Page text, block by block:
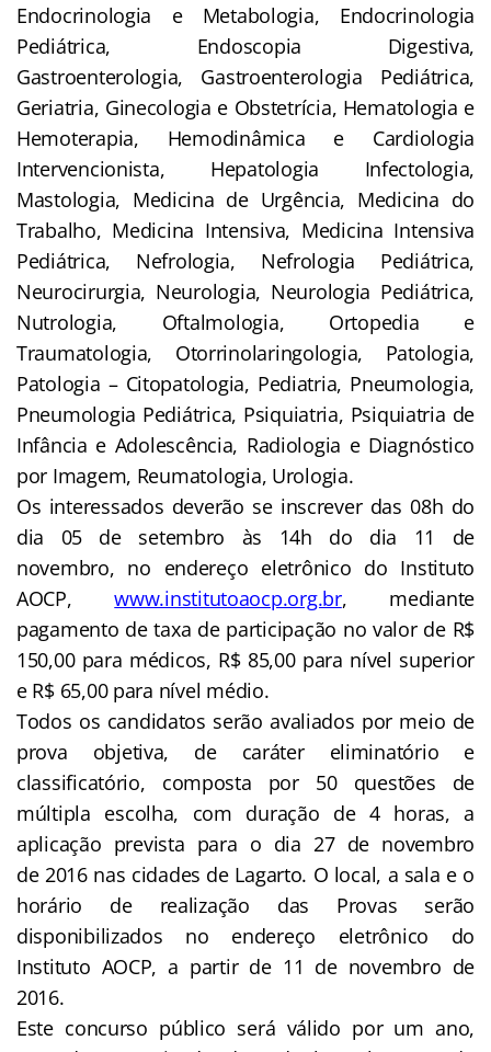
Endocrinologia e Metabologia, Endocrinologia
Pediátrica, Endoscopia Digestiva,
Gastroenterologia, Gastroenterologia Pediátrica,
Geriatria, Ginecologia e Obstetrícia, Hematologia e
Hemoterapia, Hemodinâmica e Cardiologia
Intervencionista, Hepatologia Infectologia,
Mastologia, Medicina de Urgência, Medicina do
Trabalho, Medicina Intensiva, Medicina Intensiva
Pediátrica, Nefrologia, Nefrologia Pediátrica,
Neurocirurgia, Neurologia, Neurologia Pediátrica,
Nutrologia, Oftalmologia, Ortopedia e
Traumatologia, Otorrinolaringologia, Patologia,
Patologia – Citopatologia, Pediatria, Pneumologia,
Pneumologia Pediátrica, Psiquiatria, Psiquiatria de
Infância e Adolescência, Radiologia e Diagnóstico
por Imagem, Reumatologia, Urologia.
Os interessados deverão se inscrever das 08h do
dia 05 de setembro às 14h do dia 11 de
novembro, no endereço eletrônico do Instituto
AOCP,www.institutoaocp.org.br, mediante
pagamento de taxa de participação no valor de R$
150,00 para médicos, R$ 85,00 para nível superior
e R$ 65,00 para nível médio.
Todos os candidatos serão avaliados por meio de
prova objetiva, de caráter eliminatório e
classificatório, composta por 50 questões de
múltipla escolha, com duração de 4 horas, a
aplicação prevista para o dia 27 de novembro
de 2016 nas cidades de Lagarto. O local, a sala e o
horário de realização das Provas serão
disponibilizados no endereço eletrônico do
Instituto AOCP, a partir de 11 de novembro de
2016.
Este concurso público será válido por um ano,